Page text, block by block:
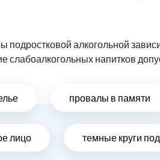
алкогольной
слабоалкогольных напитков
провалы в памяти
лицо темные круги